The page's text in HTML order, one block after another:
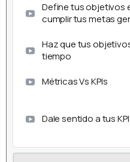
Define tus objetivos
cumplir tus metas
Haz que tus
tiempo
Métricas Vs KPIs
Dale sentido a tus